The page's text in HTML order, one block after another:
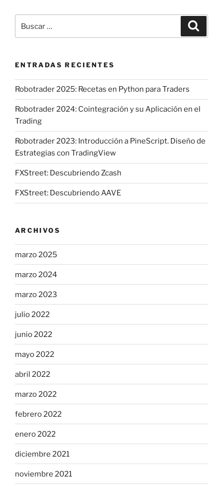
por:
ENTRADAS RECIENTES
Robotrader 2025: Recetas en Python para Traders
Robotrader 2024: Cointegración y su Aplicación en el
Trading
Robotrader 2023: Introducción a PineScript. Diseño de
Estrategias con TradingView
FXStreet: Descubriendo Zcash
FXStreet: Descubriendo AAVE
ARCHIVOS
marzo 2025
marzo 2024
marzo 2023
julio 2022
junio 2022
mayo 2022
abril 2022
marzo 2022
febrero 2022
enero 2022
diciembre 2021
noviembre 2021